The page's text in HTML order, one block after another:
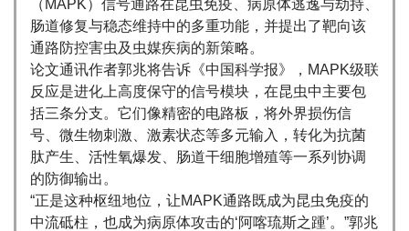
（MAPK）信号通路在昆虫免疫、病原体逃逸与劫持、
肠道修复与稳态维持中的多重功能，并提出了靶向该
通路防控害虫及虫媒疾病的新策略。
论文通讯作者郭兆将告诉《中国科学报》，MAPK级联
反应是进化上高度保守的信号模块，在昆虫中主要包
括三条分支。它们像精密的电路板，将外界损伤信
号、微生物刺激、激素状态等多元输入，转化为抗菌
肽产生、活性氧爆发、肠道干细胞增殖等一系列协调
的防御输出。
“正是这种枢纽地位，让MAPK通路既成为昆虫免疫的
中流砥柱，也成为病原体攻击的‘阿喀琉斯之踵’。”郭兆